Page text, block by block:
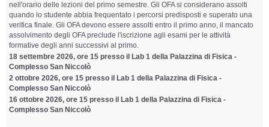
nell'orario delle lezioni del primo semestre. Gli OFA si considerano assolti
quando lo studente abbia frequentato i percorsi predisposti e superato una
verifica finale. Gli OFA devono essere assolti entro il primo anno, il mancato
assolvimento degli OFA preclude l'iscrizione agli esami per le attività
formative degli anni successivi al primo.
18 settembre 2026, ore 15 presso il Lab 1 della Palazzina di Fisica -
Complesso San Niccolò
2 ottobre 2026, ore 15 presso il Lab 1 della Palazzina di Fisica -
Complesso San Niccolò
16 ottobre 2026, ore 15 presso il Lab 1 della Palazzina di Fisica -
Complesso San Niccolò